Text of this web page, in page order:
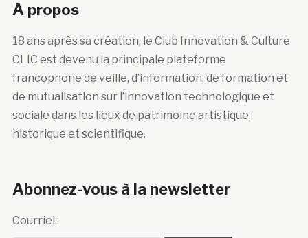
A propos
18 ans après sa création, le Club Innovation & Culture
CLIC est devenu la principale plateforme
francophone de veille, d’information, de formation et
de mutualisation sur l’innovation technologique et
sociale dans les lieux de patrimoine artistique,
historique et scientifique.
Abonnez-vous à la newsletter
Courriel :